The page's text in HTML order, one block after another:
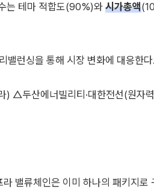
는 테마 적합도(90%)와 시가총액
밸런싱을 통해 시장 변화에 대응한다.
) △두산에너빌리티·대한전선(원자
밸류체인은 이미 하나의 패키지로